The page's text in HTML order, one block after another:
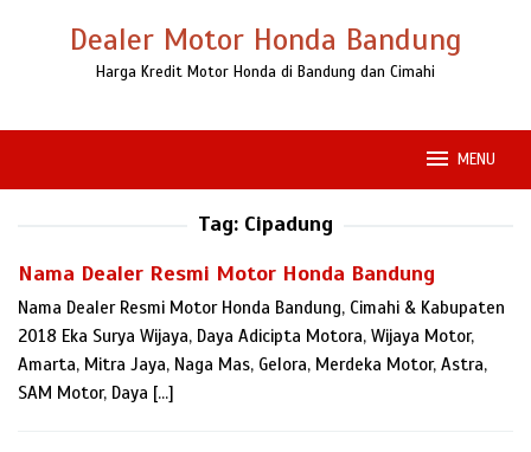
Dealer Motor Honda Bandung
Harga Kredit Motor Honda di Bandung dan Cimahi
MENU
Tag: Cipadung
Nama Dealer Resmi Motor Honda Bandung
Nama Dealer Resmi Motor Honda Bandung, Cimahi & Kabupaten
2018 Eka Surya Wijaya, Daya Adicipta Motora, Wijaya Motor,
Amarta, Mitra Jaya, Naga Mas, Gelora, Merdeka Motor, Astra,
SAM Motor, Daya […]